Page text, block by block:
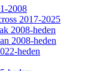
2008
2017-2025
2008-heden
2008-heden
heden